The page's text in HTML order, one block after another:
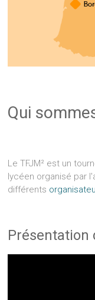
Qui
Le TFJM² est un
lycéen organisé par
différents
Présentation